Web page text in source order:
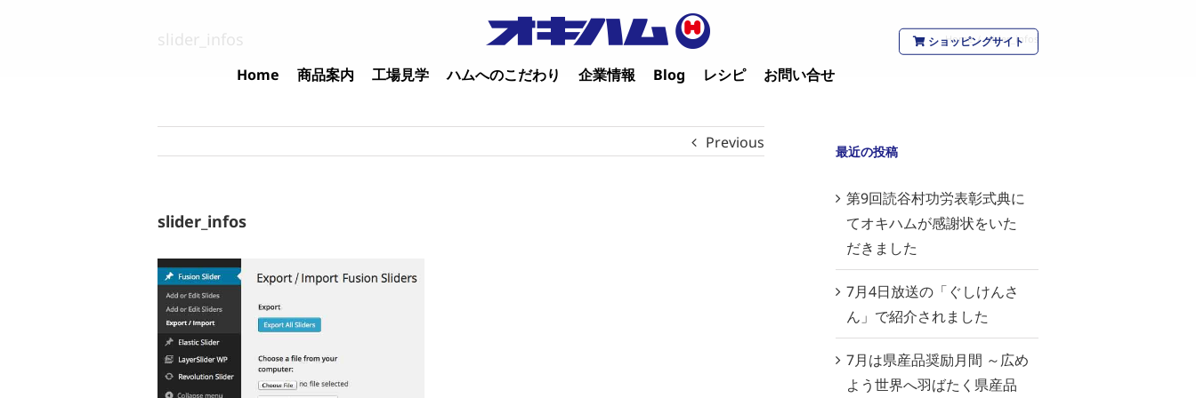
ショッピングサイト
Home 商品案内 工場見学 ハムへのこだわり 企業情報 Blog レシピ お問い合せ
slider_infos Home / slider_infos
Previous
slider_infos
最近の投稿
第9回読谷村功労表彰式典に
てオキハムが感謝状をいた
だきました
7月4日放送の「ぐしけんさ
ん」で紹介されました
7月は県産品奨励月間 ～広め
よう世界へ羽ばたく県産品